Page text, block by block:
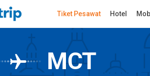
Tiket Pesawat Hotel
MCT